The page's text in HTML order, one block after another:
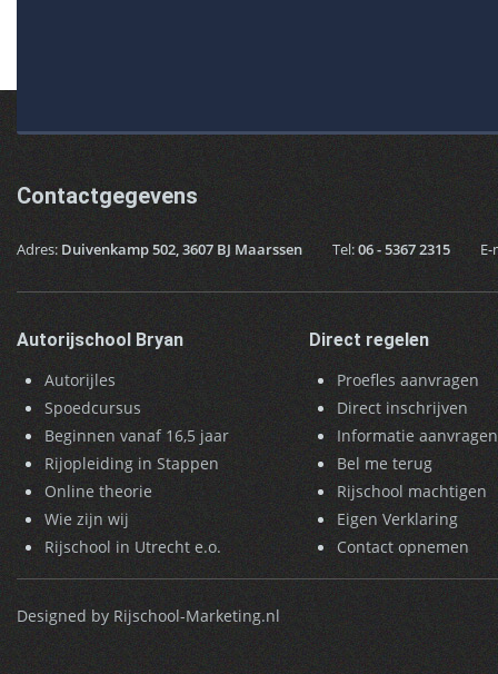
Contactgegevens
Adres:Duivenkamp 502, 3607 BJ Maarssen Tel:06 - 5367 2315
Autorijschool Bryan
Autorijles
Spoedcursus
Beginnen vanaf 16,5 jaar
Rijopleiding in Stappen
Online theorie
Wie zijn wij
Rijschool in Utrecht e.o.
Direct regelen
Proefles aanvragen
Direct inschrijven
Informatie aanvragen
Bel me terug
Rijschool machtigen
Eigen Verklaring
Contact opnemen
Designed by Rijschool-Marketing.nl